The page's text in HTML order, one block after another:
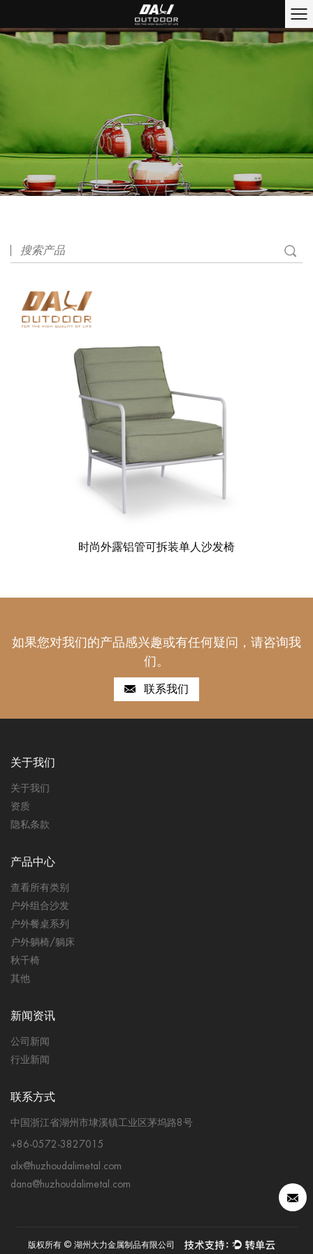
时尚外露铝管可拆装单人沙发椅
如果您对我们的产品感兴趣或有任何疑问，请咨询我
们。
联系我们
关于我们
关于我们
资质
隐私条款
产品中心
查看所有类别
户外组合沙发
户外餐桌系列
户外躺椅/躺床
秋千椅
其他
新闻资讯
公司新闻
行业新闻
联系方式
中国浙江省湖州市埭溪镇工业区茅坞路8号
+86-0572-3827015
alx@huzhoudalimetal.com
dana@huzhoudalimetal.com
版权所有 © 湖州大力金属制品有限公司